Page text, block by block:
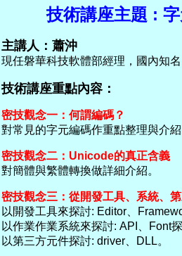
技術講座主題 :
主講人：蕭沖
現任磐華科技軟體部經理，國內知
技術講座重點內容：
密技觀念一：何謂編碼？
對常見的字元編碼作重點整理與介
密技觀念二：Unicode的真正含義
對簡體與繁體轉換做詳細介紹。
密技觀念三：從開發工具、系統、
以開發工具來探討: Editor、
以作業作業系統來探討: API、Font
以第三方元件探討: driver、DLL。